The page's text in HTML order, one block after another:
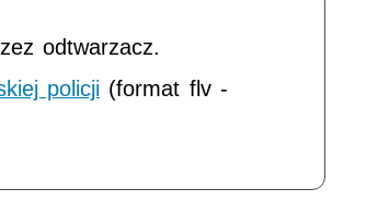
odtwarzacz.
policji (format flv -